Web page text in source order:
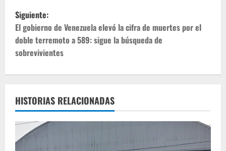
Siguiente:
El gobierno de Venezuela elevó la cifra de muertes por el
doble terremoto a 589: sigue la búsqueda de
sobrevivientes
HISTORIAS RELACIONADAS